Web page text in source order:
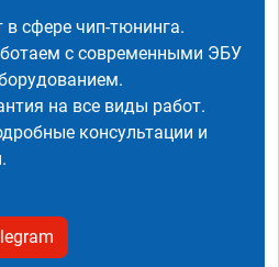
сфере чип-тюнинга.
с современными ЭБУ
на все виды работ.
консультации и